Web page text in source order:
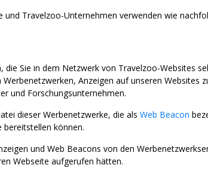
und Travelzoo-Unternehmen verwenden wie
die Sie in dem Netzwerk von Travelzoo-Websites
Anzeigen auf unseren
und Forschungsunternehmen.
dieser Werbenetzwerke, die als Web Beacon
bereitstellen können.
und Web Beacons von den
Webseite aufgerufen hätten.